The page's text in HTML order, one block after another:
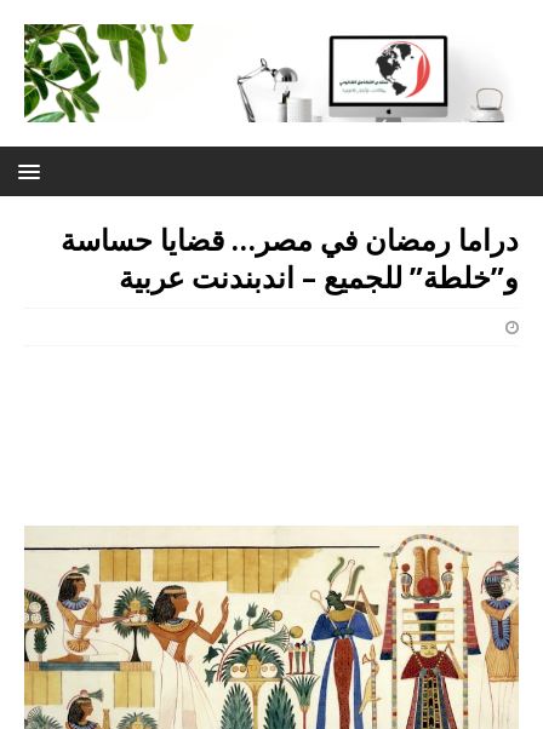
دراما رمضان في مصر… قضايا حساسة
و”خلطة” للجميع – اندبندنت عربية